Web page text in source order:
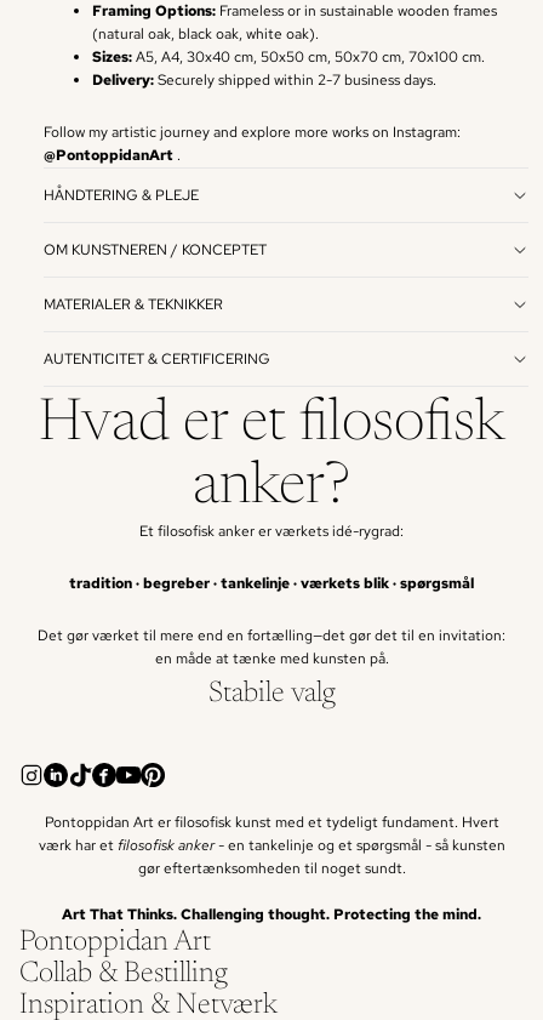
Framing Options: Frameless or in sustainable wooden frames
(natural oak, black oak, white oak).
Sizes:A5, A4, 30x40 cm, 50x50 cm, 50x70 cm, 70x100 cm.
Delivery:Securely shipped within 2-7 business days.
Follow my artistic journey and explore more works on Instagram:
@PontoppidanArt .
HÅNDTERING & PLEJE
OM KUNSTNEREN / KONCEPTET
MATERIALER & TEKNIKKER
AUTENTICITET & CERTIFICERING
Hvad er et filosofisk
anker?
Et filosofisk anker er værkets idé-rygrad:
tradition · begreber · tankelinje · værkets blik · spørgsmål
Det gør værket til mere end en fortælling—det gør det til en invitation:
en måde at tænke med kunsten på.
Stabile valg
Pontoppidan Art er filosofisk kunst med et tydeligt fundament. Hvert
værk har et filosofisk anker -en tankelinje og et spørgsmål - så kunsten
gør eftertænksomheden til noget sundt.
Art That Thinks. Challenging thought. Protecting the mind.
Pontoppidan Art
Collab & Bestilling
Inspiration & Netværk